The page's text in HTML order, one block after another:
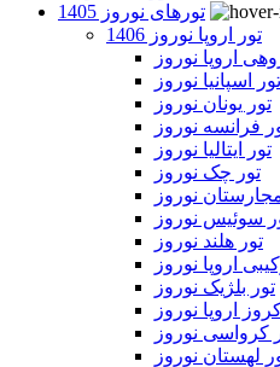
تورهای نوروز 1405
تور اروپا نوروز 1406
اروپا نوروز
تور اسپانیا نوروز
تور یونان نوروز
فرانسه نوروز
تور ایتالیا نوروز
تور چک نوروز
نوروز
سوئیس نوروز
تور هلند نوروز
اروپا نوروز
تور بلژیک نوروز
اروپا نوروز
کرواسی نوروز
لهستان نوروز